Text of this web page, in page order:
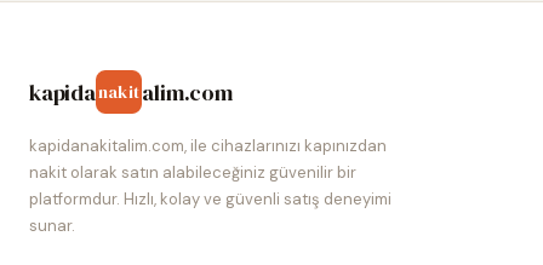
kapidanakitalim.com
kapidanakitalim.com, ile cihazlarınızı kapınızdan
nakit olarak satın alabileceğiniz güvenilir bir
platformdur. Hızlı, kolay ve güvenli satış deneyimi
sunar.